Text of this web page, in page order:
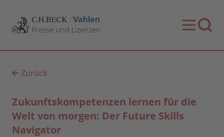
Zurück
Zukunftskompetenzen lernen für die
Welt von morgen: Der Future Skills
Navigator